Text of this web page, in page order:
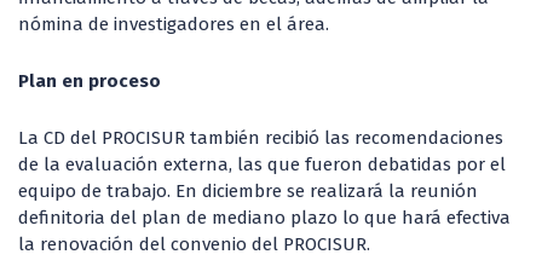
nómina de investigadores en el área.
Plan en proceso
La CD del PROCISUR también recibió las recomendaciones
de la evaluación externa, las que fueron debatidas por el
equipo de trabajo. En diciembre se realizará la reunión
definitoria del plan de mediano plazo lo que hará efectiva
la renovación del convenio del PROCISUR.